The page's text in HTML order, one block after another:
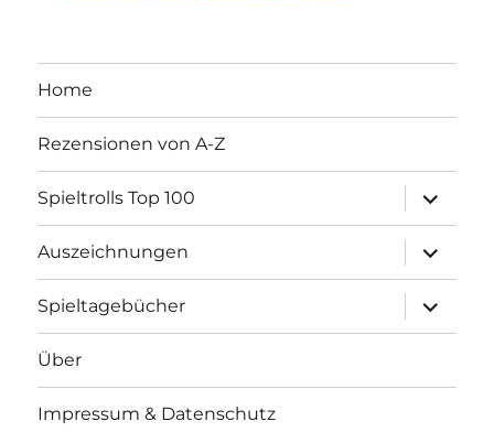
Home
Rezensionen von A-Z
Spieltrolls Top 100
öffnen
Auszeichnungen
öffnen
Spieltagebücher
öffnen
Über
Impressum & Datenschutz